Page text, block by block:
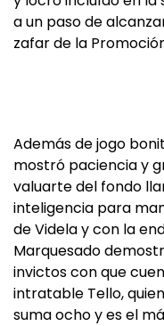
a un paso de
zafar de la
Además de jogo
mostró paciencia y
valuarte del fondo
inteligencia para
de Videla y con la
Marquesado
invictos con que
intratable Tello,
suma ocho y es el